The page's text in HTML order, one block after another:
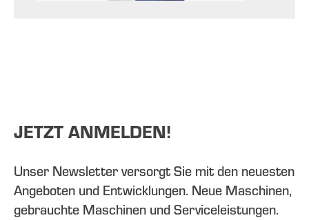
JETZT ANMELDEN!
Unser Newsletter versorgt Sie mit den neuesten
Angeboten und Entwicklungen. Neue Maschinen,
gebrauchte Maschinen und Serviceleistungen.